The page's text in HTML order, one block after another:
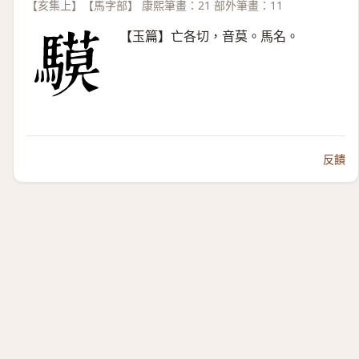
【亥集上】【馬字部】 康熙筆畫：21 部外筆畫：11
【玉篇】亡各切，音莫。馬名。
反饋